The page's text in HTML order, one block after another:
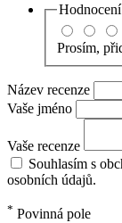
Hodnocení
Prosím,
Název recenze
Vaše jméno
Vaše recenze
Souhlasím s
osobních údajů.
* Povinná pole